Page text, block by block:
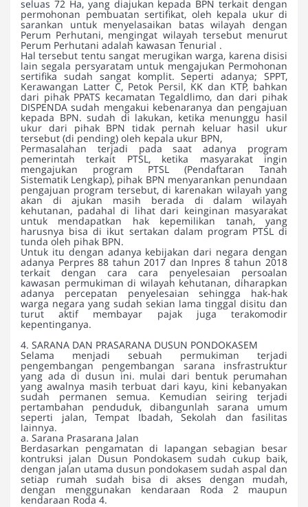
seluas 72 Ha, yang diajukan kepada BPN terkait dengan
permohonan pembuatan sertifikat, oleh kepala ukur di
sarankan untuk menyelasaikan batas wilayah dengan
Perum Perhutani, mengingat wilayah tersebut menurut
Perum Perhutani adalah kawasan Tenurial .
Hal tersebut tentu sangat merugikan warga, karena disisi
lain segala persyaratam untuk mengajukan Permohonan
sertifika sudah sangat komplit. Seperti adanya; SPPT,
Kerawangan Latter C, Petok Persil, KK dan KTP, bahkan
dari pihak PPATS kecamatan Tegaldlimo, dan dari pihak
DISPENDA sudah mengakui kebenaranya dan pengajuan
kepada BPN. sudah di lakukan, ketika menunggu hasil
ukur dari pihak BPN tidak pernah keluar hasil ukur
tersebut (di pending) oleh kepala ukur BPN,
Permasalahan terjadi pada saat adanya program
pemerintah terkait PTSL, ketika masyarakat ingin
mengajukan program PTSL (Pendaftaran Tanah
Sistematik Lengkap), pihak BPN menyarankan penundaan
pengajuan program tersebut, di karenakan wilayah yang
akan di ajukan masih berada di dalam wilayah
kehutanan, padahal di lihat dari keinginan masyarakat
untuk mendapatkan hak kepemilikan tanah, yang
harusnya bisa di ikut sertakan dalam program PTSL di
tunda oleh pihak BPN.
Untuk itu dengan adanya kebijakan dari negara dengan
adanya Perpres 88 tahun 2017 dan Inpres 8 tahun 2018
terkait dengan cara cara penyelesaian persoalan
kawasan permukiman di wilayah kehutanan, diharapkan
adanya percepatan penyelesaian sehingga hak-hak
warga negara yang sudah sekian lama tinggal disitu dan
turut aktif membayar pajak juga terakomodir
kepentinganya.
4. SARANA DAN PRASARANA DUSUN PONDOKASEM
Selama menjadi sebuah permukiman terjadi
pengembangan pengembangan sarana insfrastruktur
yang ada di dusun ini. mulai dari bentuk perumahan
yang awalnya masih terbuat dari kayu, kini kebanyakan
sudah permanen semua. Kemudian seiring terjadi
pertambahan penduduk, dibangunlah sarana umum
seperti jalan, Tempat Ibadah, Sekolah dan fasilitas
lainnya.
a. Sarana Prasarana Jalan
Berdasarkan pengamatan di lapangan sebagian besar
kontruksi jalan Dusun Pondokasem sudah cukup baik,
dengan jalan utama dusun pondokasem sudah aspal dan
setiap rumah sudah bisa di akses dengan mudah,
dengan menggunakan kendaraan Roda 2 maupun
kendaraan Roda 4.